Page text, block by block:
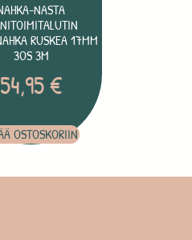
NASTA
RUSKEA 17MM
3OS 3M
54,95€
OSTOSKORIIN